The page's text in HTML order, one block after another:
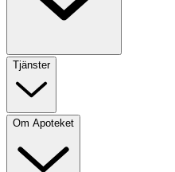
Tjänster
Om Apoteket